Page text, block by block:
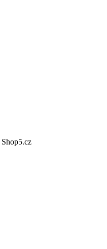
Shop5.cz